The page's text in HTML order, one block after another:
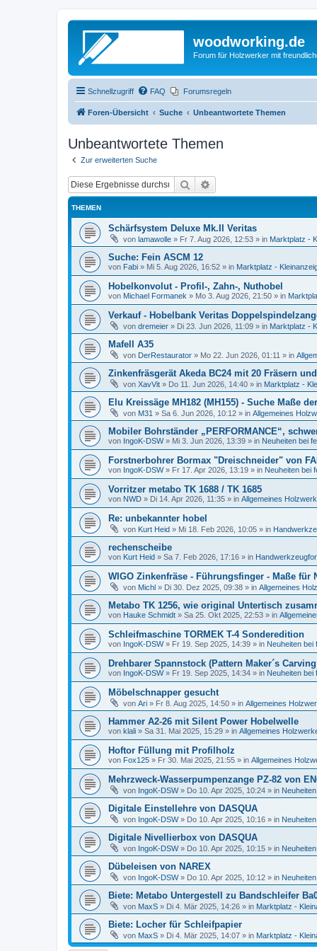
woodworking.de
Forum für Holzwerker mit
Schnellzugriff FAQ Forumsregeln
Foren-Übersicht Suche Unbeantwortete Themen
Unbeantwortete Themen
Zur erweiterten Suche
Suche
THEMEN
Schärfsystem Deluxe Mk.II Veritas
von lamawolle » Fr 7. Aug 2026, 12:53 » in Marktplatz -
Suche: Fein ASCM 12
von Fabi » Mi 5. Aug 2026, 16:52 » in Marktplatz -
Hobelkonvolut - Profil-, Zahn-, Nuthobel
von Michael Formanek » Mo 3. Aug 2026, 21:50 » in
Verkauf - Hobelbank Veritas
von dremeier » Di 23. Jun 2026, 11:09 » in Marktplatz -
Mafell A35
von DerRestaurator » Mo 22. Jun 2026, 01:11 » in
Zinkenfräsgerät Akeda BC24 mit 20 Fräsern
von XavVit » Do 11. Jun 2026, 14:40 » in Marktplatz -
Elu Kreissäge MH182 (MH155) - Suche Maße
von M31 » Sa 6. Jun 2026, 10:12 » in Allgemeines
Mobiler Bohrständer „PERFORMANCE“,
von IngoK-DSW» Mi 3. Jun 2026, 13:39 » in Neuheiten bei
Forstnerbohrer Bormax "Dreischneider" von
von IngoK-DSW» Fr 17. Apr 2026, 13:19 » in Neuheiten bei
Vorritzer metabo TK 1688 / TK 1685
von NWD » Di 14. Apr 2026, 11:35 » in Allgemeines
Re: unbekannter hobel
von Kurt Heid » Mi 18. Feb 2026, 10:05 » in
rechenscheibe
von Kurt Heid » Sa 7. Feb 2026, 17:16 » in
WIGO Zinkenfräse - Führungsfinger - Maße für
von Michl » Di 30. Dez 2025, 09:38 » in Allgemeines
Metabo TK 1256, wie original Untertisch
von Hauke Schmidt » Sa 25. Okt 2025, 22:53 » in
Schleifmaschine TORMEK T-4 Sonderedition
von IngoK-DSW» Fr 19. Sep 2025, 14:39 » in Neuheiten bei
Drehbarer Spannstock (Pattern Maker´s
von IngoK-DSW» Fr 19. Sep 2025, 14:34 » in Neuheiten bei
Möbelschnapper gesucht
von Ari » Fr 8. Aug 2025, 14:50 » in Allgemeines
Hammer A2-26 mit Silent Power Hobelwelle
von klali » Sa 31. Mai 2025, 15:29 » in Allgemeines
Hoftor Füllung mit Profilholz
von Fox125 » Fr 30. Mai 2025, 21:55 » in Allgemeines
Mehrzweck-Wasserpumpenzange PZ-82 von
von IngoK-DSW» Do 10. Apr 2025, 10:24 » in
Digitale Einstellehre von DASQUA
von IngoK-DSW» Do 10. Apr 2025, 10:16 » in
Digitale Nivellierbox von DASQUA
von IngoK-DSW» Do 10. Apr 2025, 10:15 » in
Dübeleisen von NAREX
von IngoK-DSW» Do 10. Apr 2025, 10:12 » in
Biete: Metabo Untergestell zu Bandschleifer
von MaxS » Di 4. Mär 2025, 14:26 » in Marktplatz -
Biete: Locher für Schleifpapier
von MaxS » Di 4. Mär 2025, 14:07 » in Marktplatz -